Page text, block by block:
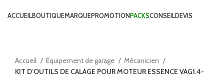
ACCUEILBOUTIQUEMARQUEPROMOTIONPACKSCONSEILDEVIS
Accueil
Équipement de garage
Mécanicien
KIT D’OUTILS DE CALAGE POUR MOTEUR ESSENCE VAG1.4-